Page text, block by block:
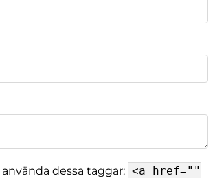
dessa taggar: <a href=""